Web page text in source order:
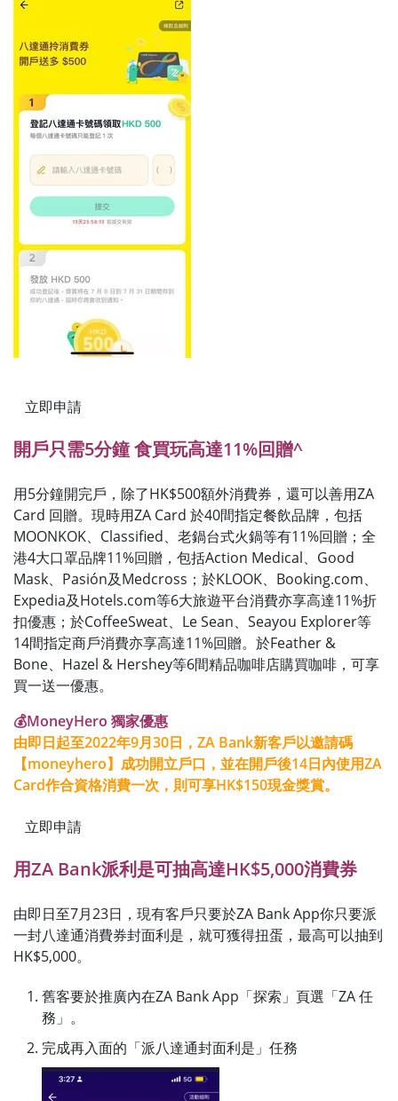
立即申請
開戶只需5分鐘 食買玩高達11%回贈^
用5分鐘開完戶，除了HK$500額外消費券，還可以善用ZA
Card 回贈。現時用ZA Card 於40間指定餐飲品牌，包括
MOONKOK、Classified、老鍋台式火鍋等有11%回贈；全
港4大口罩品牌11%回贈，包括Action Medical、Good
Mask、Pasión及Medcross；於KLOOK、Booking.com、
Expedia及Hotels.com等6大旅遊平台消費亦享高達11%折
扣優惠；於CoffeeSweat、Le Sean、Seayou Explorer等
14間指定商戶消費亦享高達11%回贈。於Feather &
Bone、Hazel & Hershey等6間精品咖啡店購買咖啡，可享
買一送一優惠。
💰MoneyHero 獨家優惠
由即日起至2022年9月30日，ZA Bank新客戶以邀請碼
【moneyhero】成功開立戶口，並在開戶後14日內使用ZA
Card作合資格消費一次，則可享HK$150現金獎賞。
立即申請
用ZA Bank派利是可抽高達HK$5,000消費券
由即日至7月23日，現有客戶只要於ZA Bank App你只要派
一封八達通消費券封面利是，就可獲得扭蛋，最高可以抽到
HK$5,000。
舊客要於推廣內在ZA Bank App「探索」頁選「ZA 任
務」。
完成再入面的「派八達通封面利是」任務